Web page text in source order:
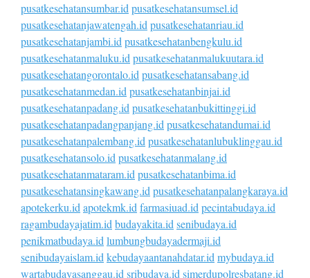
pusatkesehatansumbar.idpusatkesehatansumsel.id
pusatkesehatanjawatengah.idpusatkesehatanriau.id
pusatkesehatanjambi.idpusatkesehatanbengkulu.id
pusatkesehatanmaluku.idpusatkesehatanmalukuutara.id
pusatkesehatangorontalo.idpusatkesehatansabang.id
pusatkesehatanmedan.idpusatkesehatanbinjai.id
pusatkesehatanpadang.idpusatkesehatanbukittinggi.id
pusatkesehatanpadangpanjang.idpusatkesehatandumai.id
pusatkesehatanpalembang.idpusatkesehatanlubuklinggau.id
pusatkesehatansolo.idpusatkesehatanmalang.id
pusatkesehatanmataram.idpusatkesehatanbima.id
pusatkesehatansingkawang.idpusatkesehatanpalangkaraya.id
apotekerku.idapotekmk.idfarmasiuad.idpecintabudaya.id
ragambudayajatim.idbudayakita.idsenibudaya.id
penikmatbudaya.idlumbungbudayadermaji.id
senibudayaislam.idkebudayaantanahdatar.idmybudaya.id
wartabudayasanggau.idsribudaya.idsimerdupolresbatang.id